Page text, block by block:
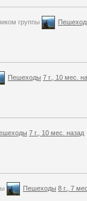
группы
Пешеходы 7 г., 10 мес.
7 г., 10 мес. назад
Пешеходы 8 г., 7